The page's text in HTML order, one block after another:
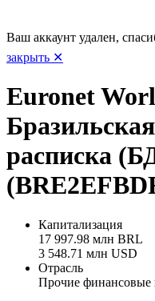
Ваш аккаунт удален,
закрыть ✕
Euronet
расписка
Капитализация
17 997.98 млн BRL
3 548.71 млн USD
Отрасль
Прочие финансовые